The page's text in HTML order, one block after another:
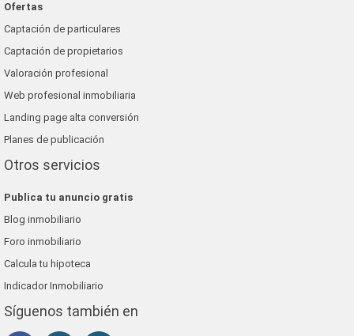
Ofertas
Captación de particulares
Captación de propietarios
Valoración profesional
Web profesional inmobiliaria
Landing page alta conversión
Planes de publicación
Otros servicios
Publica tu anuncio gratis
Blog inmobiliario
Foro inmobiliario
Calcula tu hipoteca
Indicador Inmobiliario
Síguenos también en